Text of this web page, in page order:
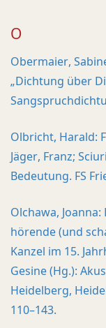
O
Obermaier,
„Dichtung über
Olbricht, Harald:
Jäger, Franz;
Bedeutung. FS
Olchawa,
hörende (und
Kanzel im 15.
Gesine (Hg.):
Heidelberg,
110–143.